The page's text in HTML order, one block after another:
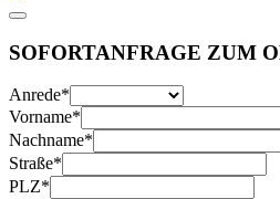
SOFORTANFRAGE ZUM
Anrede*
Vorname*
Nachname*
Straße*
PLZ*